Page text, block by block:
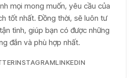
mọi mong muốn, yêu cầu của
tốt nhất. Đồng thời, sẽ luôn tư
tình, giúp bạn có được những
đắn và phù hợp nhất.
INSTAGRAMLINKEDIN